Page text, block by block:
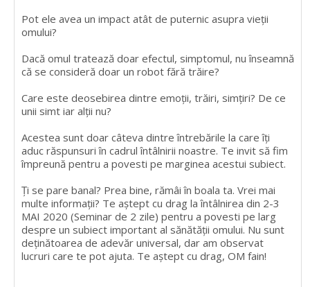
Pot ele avea un impact atât de puternic asupra vieții
omului?
Dacă omul tratează doar efectul, simptomul, nu înseamnă
că se consideră doar un robot fără trăire?
Care este deosebirea dintre emoții, trăiri, simțiri? De ce
unii simt iar alții nu?
Acestea sunt doar câteva dintre întrebările la care îți
aduc răspunsuri în cadrul întâlnirii noastre. Te invit să fim
împreună pentru a povesti pe marginea acestui subiect.
Ți se pare banal? Prea bine, rămâi în boala ta. Vrei mai
multe informații? Te aștept cu drag la întâlnirea din 2-3
MAI 2020 (Seminar de 2 zile) pentru a povesti pe larg
despre un subiect important al sănătății omului. Nu sunt
deținătoarea de adevăr universal, dar am observat
lucruri care te pot ajuta. Te aștept cu drag, OM fain!